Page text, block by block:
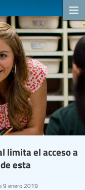
limita el acceso a
esta
9 enero 2019